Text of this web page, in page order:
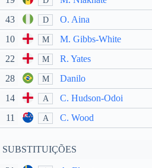
43 D O. Aina
10 M M. Gibbs-White
22 M R. Yates
28 M Danilo
14 A C. Hudson-Odoi
11 A C. Wood
SUBSTITUIÇÕES